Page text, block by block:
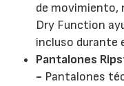
de movimiento,
Dry Function
incluso durante
Pantalones
- Pantalones